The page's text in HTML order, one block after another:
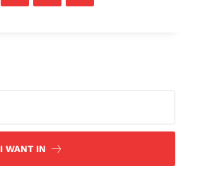
I WANT IN